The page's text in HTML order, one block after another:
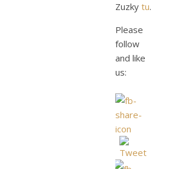
Zuzky tu.
Please
follow
and like
us: